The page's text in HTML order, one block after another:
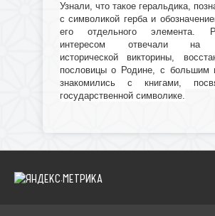
Узнали, что такое геральдика,
с символикой герба и
его отдельного элемента.
интересом отвечали на
исторической викторины,
пословицы о Родине, с большим
знакомились с книгами,
государственной символике.